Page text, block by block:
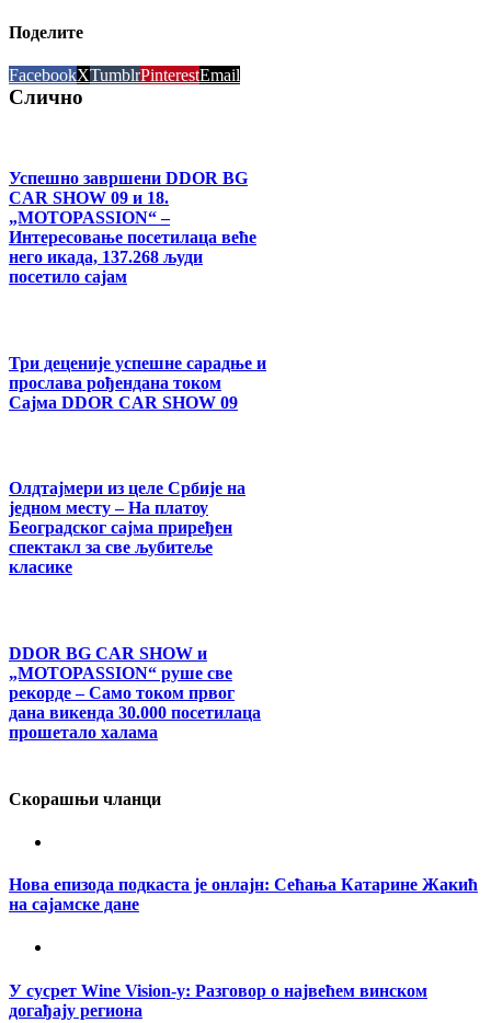
Поделите
FacebookXTumblrPinterestEmail
Слично
Успешно завршени DDOR BG
CAR SHOW 09 и 18.
„MOTOPASSION“ –
Интересовање посетилаца веће
него икада, 137.268 људи
посетило сајам
Три деценије успешне сарадње и
прослава рођендана током
Сајма DDOR CAR SHOW 09
Олдтајмери из целе Србије на
једном месту – На платоу
Београдског сајма приређен
спектакл за све љубитеље
класике
DDOR BG CAR SHOW и
„MOTOPASSION“ руше све
рекорде – Само током првог
дана викенда 30.000 посетилаца
прошетало халама
Скорашњи чланци
Нова епизода подкаста је онлајн: Сећања Катарине Жакић
на сајамске дане
У сусрет Wine Vision-у: Разговор о највећем винском
догађају региона